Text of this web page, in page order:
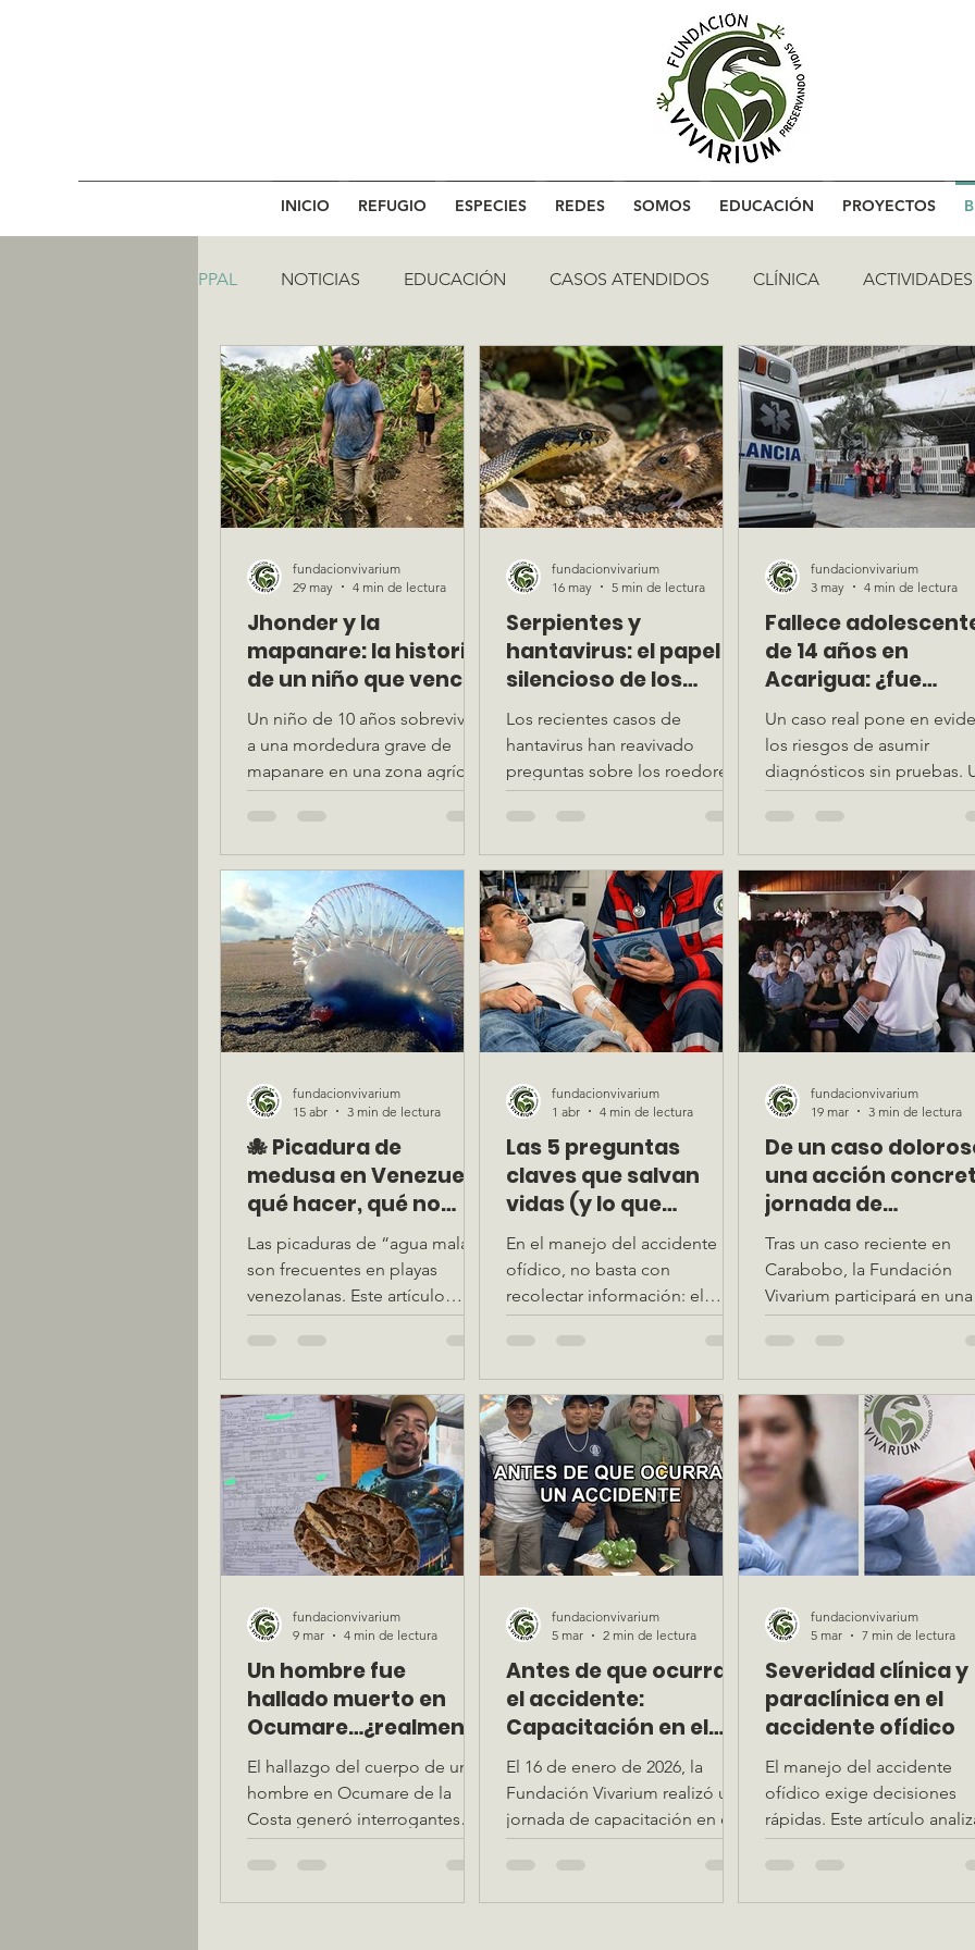
INICIO REFUGIO ESPECIES REDES SOMOS EDUCACIÓN PROYECTOS
PPAL NOTICIAS EDUCACIÓN CASOS ATENDIDOS CLÍNICA ACTIVIDADES
Jhonder y la
mapanare: la historia
de un niño que venció
un accidente ofídico
grave
Un niño de 10 años sobrevivió
a una mordedura grave de
mapanare en una zona agrícola
de Venezuela. Su recuperación
autoridades sanitarias y apoyo
comunitario. Una historia de
riesgo, aprendizaje y esperanza
que deja valiosas lecciones
sobre prevención y manejo del
accidente ofídico.
fundacionvivarium
29 may
4 min de lectura
Serpientes y
hantavirus: el papel
silencioso de los
depredadores
naturales
Los recientes casos de
hantavirus han reavivado
preguntas sobre los roedores y
su relación con el entorno
serpientes y cómo el equilibrio
ambiental también influye en la
salud humana.
fundacionvivarium
16 may
5 min de lectura
Fallece
de 14 años en
Acarigua: ¿fue
realmente una
mordedura de
serpiente? Análisis
un caso fatal en
Un caso real pone en
los riesgos de asumir
diagnósticos sin pruebas.
análisis necesario sobre
fundacionvivarium
3 may
4 min de lectura
🐙 Picadura de
medusa en Venezuela:
qué hacer, qué no
hacer y cómo
manejarla
correctamente
Las picaduras de “agua mala”
son frecuentes en playas
venezolanas. Este artículo
explica cómo actuar
manejo clínico para prevenir
complicaciones.
fundacionvivarium
15 abr
3 min de lectura
Las 5 preguntas
claves que salvan
vidas (y lo que
debemos evitar en un
accidente ofídico)
En el manejo del accidente
ofídico, no basta con
recolectar información: el
orden y la calidad de las
artículo expone las preguntas
clave en accidente ofídico que
realmente impactan el
tratamiento, diferenciando la
información clínica esencial
del contexto (el cual puede
esperar). Un enfoque
estructurado que reduce
errores, optimiza el tiempo y
mejora el pronóstico del
paciente.
fundacionvivarium
1 abr
4 min de lectura
De un caso
una acción
jornada de
capacitación sobre
accidente ofídico en
Montalbán
Tras un caso reciente en
Carabobo, la Fundación
Vivarium participará en una
jornada educativa en
en Venezuela,
prevención, el uso
del antiveneno y la
actualización del personal
salud.
fundacionvivarium
19 mar
3 min de lectura
Un hombre fue
hallado muerto en
Ocumare…¿realmente
puede confirmarse
una mordedura de
serpiente días
después?
El hallazgo del cuerpo de un
hombre en Ocumare de la
Costa generó interrogantes
tras señalarse una mordedura
muerte. En esta publicación
fundacionvivarium
9 mar
4 min de lectura
Antes de que ocurra
el accidente:
Capacitación en el
Centro Cultural
Internacional de
Valencia
El 16 de enero de 2026, la
Fundación Vivarium realizó una
jornada de capacitación en el
Centro Cultural Internacional
que decidió formarse antes de
fundacionvivarium
5 mar
2 min de lectura
Severidad clínica y
paraclínica en el
accidente ofídico
El manejo del accidente
ofídico exige decisiones
rápidas. Este artículo
papel de los criterios
de severidad, el uso del
fundacionvivarium
5 mar
7 min de lectura